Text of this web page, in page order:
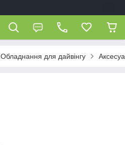
Обладнання для дайвінгу